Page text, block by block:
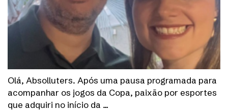
Olá, Absolluters. Após uma pausa programada para
acompanhar os jogos da Copa, paixão por esportes
que adquiri no início da …